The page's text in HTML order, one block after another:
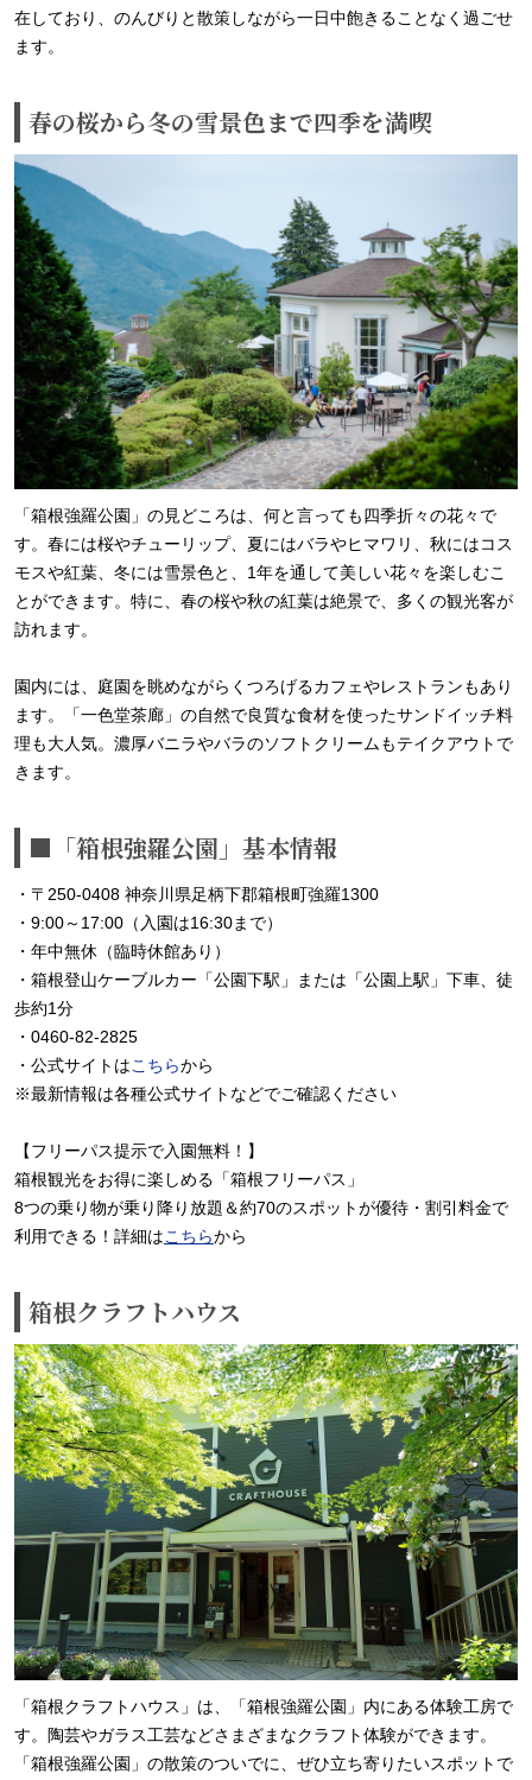
在しており、のんびりと散策しながら一日中飽きることなく過ごせ
ます。
春の桜から冬の雪景色まで四季を満喫
「箱根強羅公園」の見どころは、何と言っても四季折々の花々で
す。春には桜やチューリップ、夏にはバラやヒマワリ、秋にはコス
モスや紅葉、冬には雪景色と、1年を通して美しい花々を楽しむこ
とができます。特に、春の桜や秋の紅葉は絶景で、多くの観光客が
訪れます。
園内には、庭園を眺めながらくつろげるカフェやレストランもあり
ます。「一色堂茶廊」の自然で良質な食材を使ったサンドイッチ料
理も大人気。濃厚バニラやバラのソフトクリームもテイクアウトで
きます。
■「箱根強羅公園」基本情報
・〒250-0408 神奈川県足柄下郡箱根町強羅1300
・9:00～17:00（入園は16:30まで）
・年中無休（臨時休館あり）
・箱根登山ケーブルカー「公園下駅」または「公園上駅」下車、徒
歩約1分
・0460-82-2825
・公式サイトはこちらから
※最新情報は各種公式サイトなどでご確認ください
【フリーパス提示で入園無料！】
箱根観光をお得に楽しめる「箱根フリーパス」
8つの乗り物が乗り降り放題＆約70のスポットが優待・割引料金で
利用できる！詳細はこちらから
箱根クラフトハウス
「箱根クラフトハウス」は、「箱根強羅公園」内にある体験工房で
す。陶芸やガラス工芸などさまざまなクラフト体験ができます。
「箱根強羅公園」の散策のついでに、ぜひ立ち寄りたいスポットで